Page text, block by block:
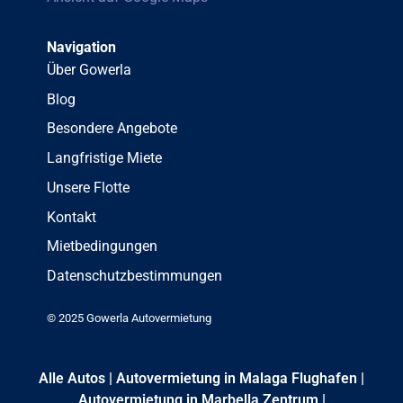
Navigation
Über Gowerla
Blog
Besondere Angebote
Langfristige Miete
Unsere Flotte
Kontakt
Mietbedingungen
Datenschutzbestimmungen
© 2025 Gowerla Autovermietung
Alle Autos | Autovermietung in Malaga Flughafen |
Autovermietung in Marbella Zentrum |